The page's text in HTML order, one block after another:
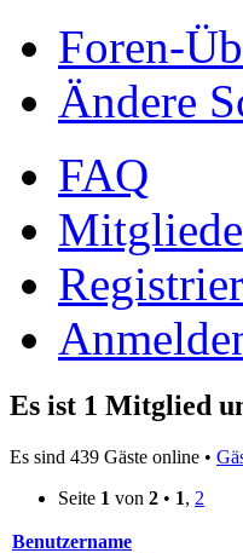
Foren-
Ändere
FAQ
Es ist 1 Mitglied
Es sind 439 Gäste online •
Seite 1 von 2 • 1, 2
Benutzername